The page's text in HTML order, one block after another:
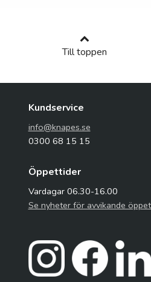
Till toppen
Kundservice
info@knapes.se
0300 68 15 15
Öppettider
Vardagar 06.30-16.00
Se nyheter för avvikande